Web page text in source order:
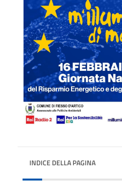
INDICE DELLA PAGINA